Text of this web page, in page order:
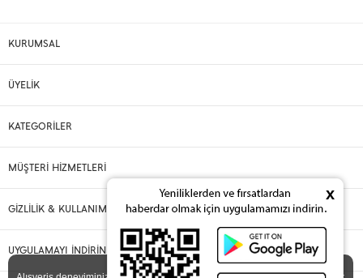
KURUMSAL
ÜYELİK
KATEGORİLER
MÜŞTERİ HİZMETLERİ
GİZLİLİK & KULLANIM
UYGULAMAYI İNDİRİN
x